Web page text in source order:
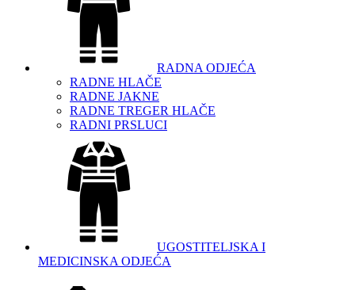
RADNA ODJEĆA
RADNE HLAČE
RADNE JAKNE
RADNE TREGER HLAČE
RADNI PRSLUCI
UGOSTITELJSKA I
MEDICINSKA ODJEĆA